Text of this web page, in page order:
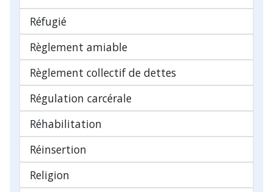
Réfugié
Règlement amiable
Règlement collectif de dettes
Régulation carcérale
Réhabilitation
Réinsertion
Religion